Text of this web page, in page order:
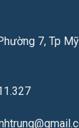
7, Tp